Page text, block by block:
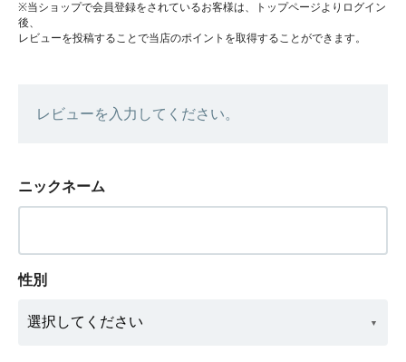
※当ショップで会員登録をされているお客様は、トップページよりログイン
後、
レビューを投稿することで当店のポイントを取得することができます。
レビューを入力してください。
ニックネーム
性別